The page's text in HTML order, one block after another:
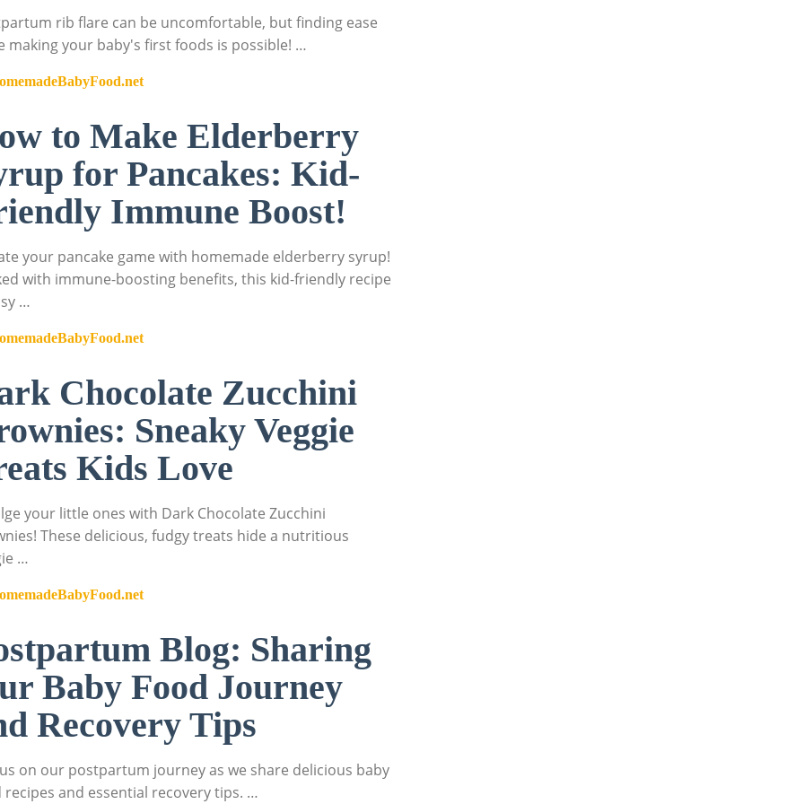
rib flare can be uncomfortable, but finding ease
making your baby's first foods is possible! …
to Make Elderberry
for Pancakes: Kid-
Immune Boost!
your pancake game with homemade elderberry syrup!
with immune-boosting benefits, this kid-friendly recipe
…
Chocolate Zucchini
Sneaky Veggie
Kids Love
your little ones with Dark Chocolate Zucchini
These delicious, fudgy treats hide a nutritious
…
Blog: Sharing
Baby Food Journey
Recovery Tips
on our postpartum journey as we share delicious baby
recipes and essential recovery tips. …